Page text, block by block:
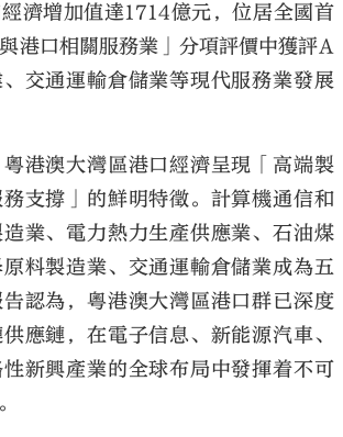
濟增加值達1714億元，位居全國首
港口相關服務業」分項評價中獲評A
交通運輸倉儲業等現代服務業發展
港澳大灣區港口經濟呈現「高端製
支撐」的鮮明特徵。計算機通信和
業、電力熱力生產供應業、石油煤
料製造業、交通運輸倉儲業成為五
認為，粵港澳大灣區港口群已深度
應鏈，在電子信息、新能源汽車、
新興產業的全球布局中發揮着不可